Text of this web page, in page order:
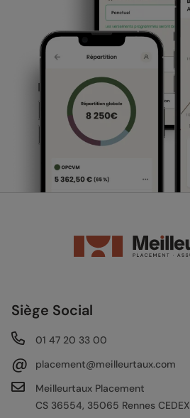
Siège Social
01 47 20 33 00
@
placement@meilleurtaux.com
Meilleurtaux Placement
CS 36554, 35065 Rennes CEDEX